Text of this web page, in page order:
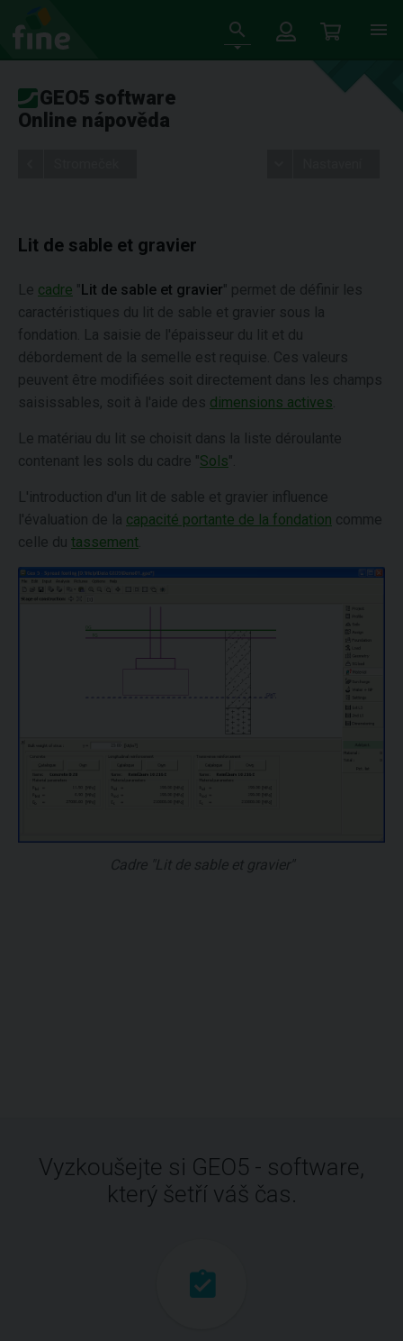
GEO5 software
Online nápověda
Lit de sable et gravier
Le cadre "Lit de sable et gravier" permet de définir les
caractéristiques du lit de sable et gravier sous la
fondation. La saisie de l'épaisseur du lit et du
débordement de la semelle est requise. Ces valeurs
peuvent être modifiées soit directement dans les champs
saisissables, soit à l'aide des dimensions actives
Le matériau du lit se choisit dans la liste déroulante
contenant les sols du cadre "Sols".
L'introduction d'un lit de sable et gravier influence
l'évaluation de la capacité portante de la fondation comme
celle du tassement
Cadre "Lit de sable et gravier"
Vyzkoušejte si GEO5 - software,
který šetří váš čas.